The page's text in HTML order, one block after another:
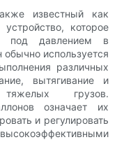
известный как
которое
под давлением в
используется
различных
вытягивание и
грузов.
означает их
и регулировать